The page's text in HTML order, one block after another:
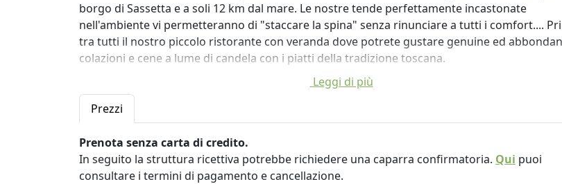
borgo di Sassetta e a soli 12 km dal mare. Le nostre tende perfettamente incastonate
nell'ambiente vi permetteranno di "staccare la spina" senza rinunciare a tutti i comfort....
tra tutti il nostro piccolo ristorante con veranda dove potrete gustare genuine ed
colazioni e cene a lume di candela con i piatti della tradizione toscana.
Leggi di più
Prezzi
Prenota senza carta di credito.
In seguito la struttura ricettiva potrebbe richiedere una caparra confirmatoria. Qui puoi
consultare i termini di pagamento e cancellazione.